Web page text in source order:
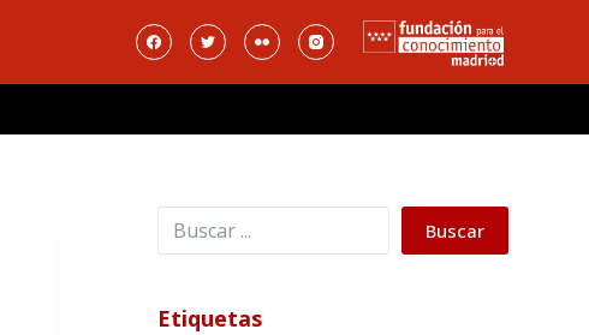
Buscar Buscar
Etiquetas